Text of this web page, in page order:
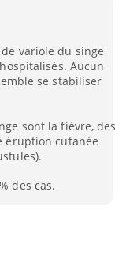
variole du singe
Aucun
se stabiliser
sont la fièvre, des
éruption cutanée
des cas.